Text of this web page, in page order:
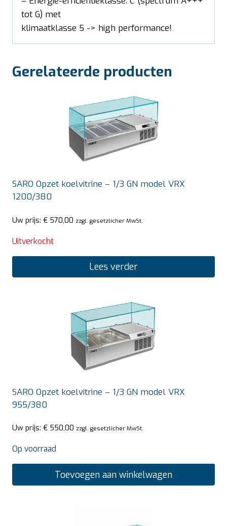
tot G) met
klimaatklasse 5 -> high performance!
Gerelateerde producten
SARO Opzet koelvitrine – 1/3 GN model VRX
1200/380
Uw prijs: € 570,00 zzgl. gesetzlicher MwSt.
Uitverkocht
Lees verder
SARO Opzet koelvitrine – 1/3 GN model VRX
955/380
Uw prijs: € 550,00 zzgl. gesetzlicher MwSt.
Op voorraad
Toevoegen aan winkelwagen